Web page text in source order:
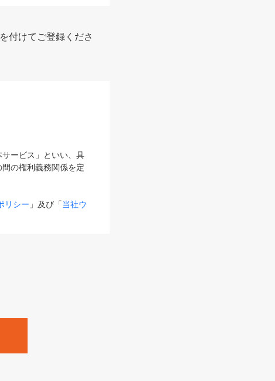
付けてご登録くださ
ービス」といい、具
の権利義務関係を定
リシー 」及び「当社ウ
更後のサービスを含
。
Zine」「HRzine」